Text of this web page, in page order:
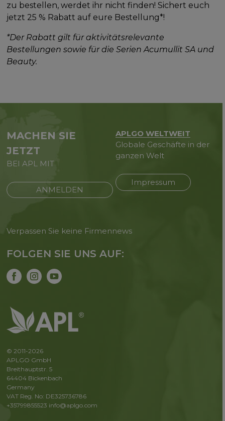
zu bestellen, werdet ihr nicht finden! Sichert euch
jetzt 25 % Rabatt auf eure Bestellung*!
*Der Rabatt gilt für aktivitätsrelevante
Bestellungen sowie für die Serien Acumullit SA und
Beauty.
MACHEN SIE
JETZT
BEI APL MIT
ANMELDEN
APLGO WELTWEIT
Globale Geschäfte in der
ganzen Welt
Impressum
Verpassen Sie keine Firmennews
FOLGEN SIE UNS AUF:
© 2011-2026
APLGO GmbH
Breithauptstr. 5
64404 Bickenbach
Germany
VAT Reg. No: DE325736786
+35799855523 info@aplgo.com